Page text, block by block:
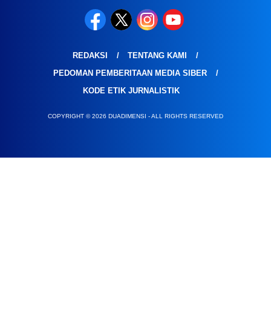
REDAKSI
TENTANG KAMI
PEDOMAN PEMBERITAAN MEDIA SIBER
KODE ETIK JURNALISTIK
COPYRIGHT © 2026 DUADIMENSI - ALL RIGHTS RESERVED